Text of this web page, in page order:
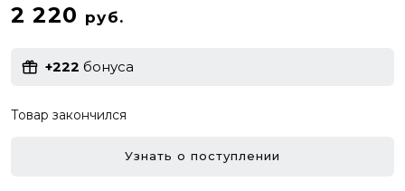
2 220 руб.
+222 бонуса
Товар закончился
Узнать о поступлении